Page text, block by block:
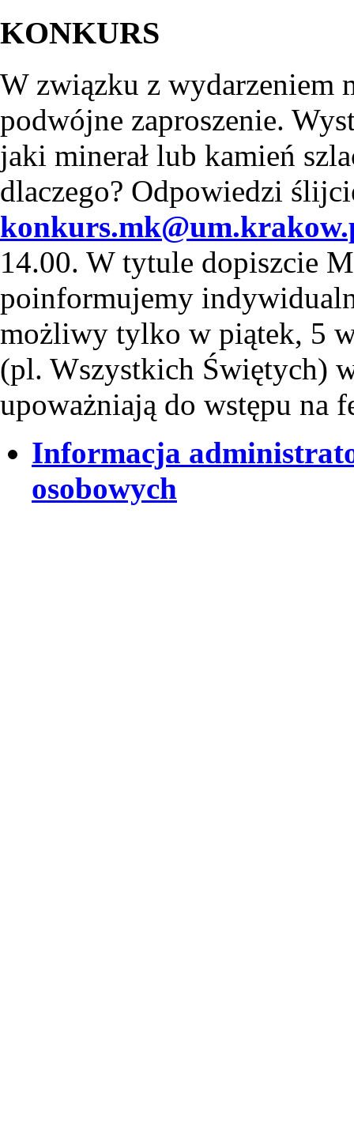
KONKURS
W związku z wydarzeniem
podwójne zaproszenie.
jaki minerał lub kamień
dlaczego? Odpowiedzi
14.00. W tytule dopiszcie
poinformujemy
możliwy tylko w piątek, 5
(pl. Wszystkich Świętych)
upoważniają do wstępu na
Informacja
osobowych